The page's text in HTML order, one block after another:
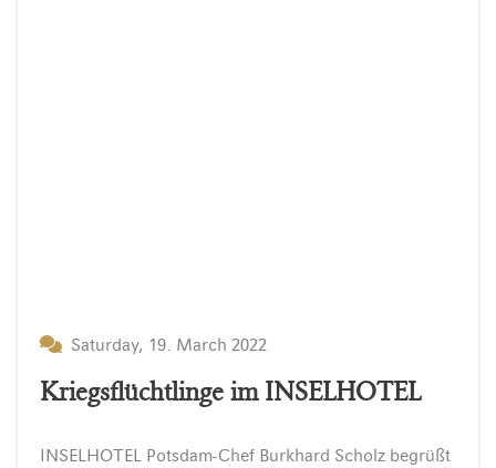
Saturday, 19. March 2022
Kriegsflüchtlinge im INSELHOTEL
INSELHOTEL Potsdam-Chef Burkhard Scholz begrüßt